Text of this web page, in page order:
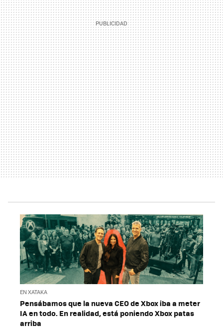
EN XATAKA
Pensábamos que la nueva CEO de Xbox iba a meter
IA en todo. En realidad, está poniendo Xbox patas
arriba